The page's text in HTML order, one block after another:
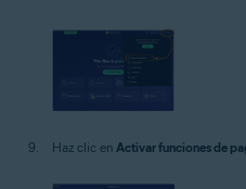
Haz clic en Activar funciones de